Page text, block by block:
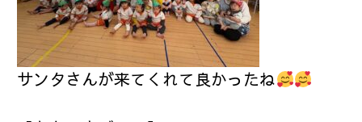
サンタさんが来てくれて良かったね